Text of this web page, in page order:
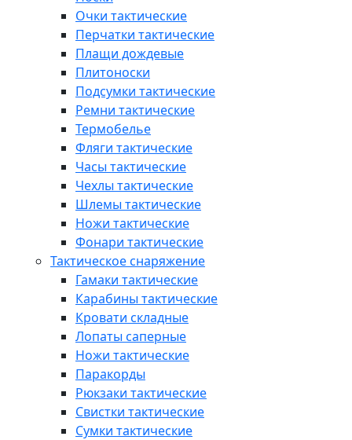
Очки тактические
Перчатки тактические
Плащи дождевые
Плитоноски
Подсумки тактические
Ремни тактические
Термобелье
Фляги тактические
Часы тактические
Чехлы тактические
Шлемы тактические
Ножи тактические
Фонари тактические
Тактическое снаряжение
Гамаки тактические
Карабины тактические
Кровати складные
Лопаты саперные
Ножи тактические
Паракорды
Рюкзаки тактические
Свистки тактические
Сумки тактические